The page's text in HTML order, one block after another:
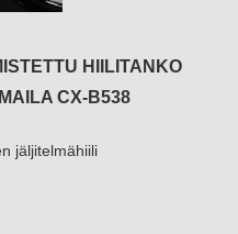
HIILITANKO
CX-B538
jäljitelmähiili